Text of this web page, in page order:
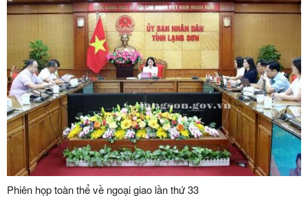
Phiên họp toàn thể về ngoại giao lần thứ 33